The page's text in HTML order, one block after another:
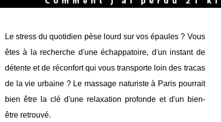
Le stress du quotidien pèse lourd sur vos épaules ? Vous
êtes à la recherche d'une échappatoire, d'un instant de
détente et de réconfort qui vous transporte loin des tracas
de la vie urbaine ? Le massage naturiste à Paris pourrait
bien être la clé d'une relaxation profonde et d'un bien-
être retrouvé.